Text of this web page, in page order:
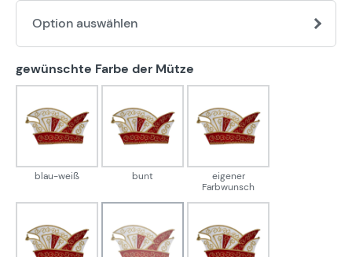
Option auswählen
gewünschte Farbe der Mütze
blau-weiß
blau-weiß
bunt
bunt
eigener Farbwunsch
eigener
Farbwunsch
grün-weiß rot
(Diese Option ist zurzeit nicht verfügbar.)
rot-weiß